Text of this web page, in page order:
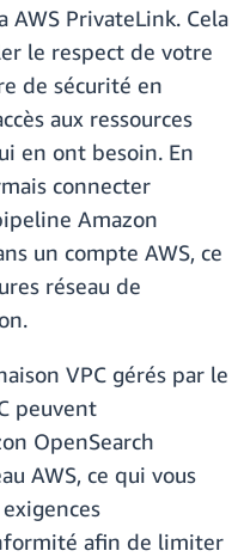
AWS PrivateLink. Cela
le respect de votre
de sécurité en
aux ressources
en ont besoin. En
connecter
Amazon
un compte AWS, ce
réseau de
VPC gérés par le
peuvent
OpenSearch
AWS, ce qui vous
afin de limiter